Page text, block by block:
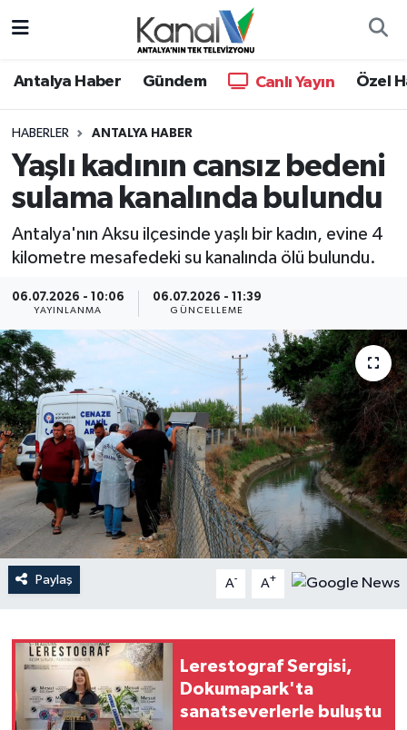
Antalya Haber Gündem Canlı Yayın Özel
HABERLER ANTALYA HABER
Yaşlı kadının cansız bedeni
sulama kanalında bulundu
Antalya'nın Aksu ilçesinde yaşlı bir kadın, evine 4
kilometre mesafedeki su kanalında ölü bulundu.
06.07.2026 - 10:06
YAYINLANMA
06.07.2026 - 11:39
GÜNCELLEME
Paylaş A- A+
Lerestograf Sergisi,
Dokumapark'ta
sanatseverlerle buluştu
Antalya Haber
Dünya
Eğitim
Ekonomi
Gündem
Günün Manşetleri
Haber Kuşakları
Haberler
KANALV Spor
Kültür Sanat
Magazin
Sağlık
Siyaset
Hava Durumu
Trafik Durumu
Süper Lig Puan Durumu ve Fikstür
Tüm Manşetler
Son Dakika Haberleri
Haber Arşivi